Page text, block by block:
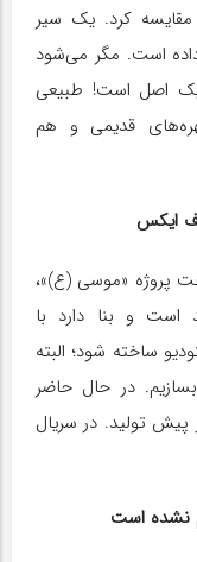
یک سالِ سیما را با ۳۵ سال مقایسه کرد. یک سیر
است. مگر می‌شود
یک اصل است! طبیعی
قدیمی و هم
ایکس
پروژه «موسی (ع)»،
و بنا دارد با
ساخته شود؛ البته
در حال حاضر
پیش تولید. در سریال
نشده است